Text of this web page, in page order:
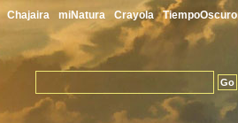
Chajaira miNatura Crayola TiempoOscuro